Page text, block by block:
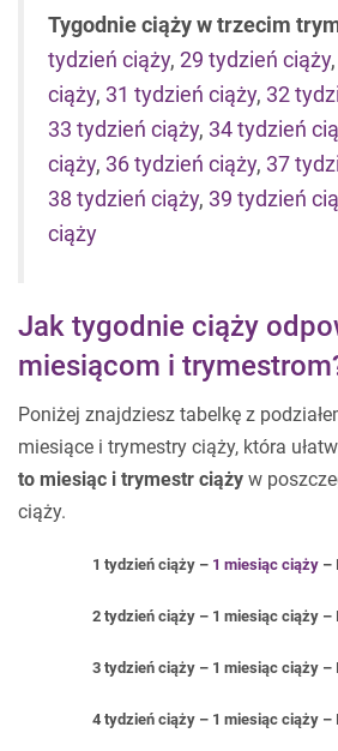
Tygodnie ciąży w trzecim
tydzień ciąży, 29 tydzień ciąży,
ciąży, 31 tydzień ciąży, 32
33 tydzień ciąży, 34 tydzień
ciąży, 36 tydzień ciąży, 37
38 tydzień ciąży, 39 tydzień
ciąży
Jak tygodnie ciąży
miesiącom i
Poniżej znajdziesz tabelkę z
miesiące i trymestry ciąży, która
to miesiąc i trymestr ciąży w
ciąży.
1 tydzień ciąży – 1 miesiąc ciąży –
2 tydzień ciąży – 1 miesiąc ciąży
3 tydzień ciąży – 1 miesiąc ciąży
4 tydzień ciąży – 1 miesiąc ciąży